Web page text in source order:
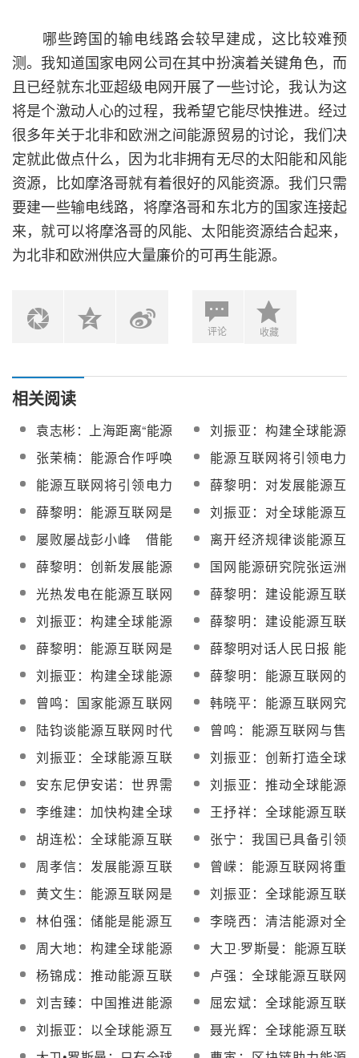
哪些跨国的输电线路会较早建成，这比较难预
测。我知道国家电网公司在其中扮演着关键角色，而
且已经就东北亚超级电网开展了一些讨论，我认为这
将是个激动人心的过程，我希望它能尽快推进。经过
很多年关于北非和欧洲之间能源贸易的讨论，我们决
定就此做点什么，因为北非拥有无尽的太阳能和风能
资源，比如摩洛哥就有着很好的风能资源。我们只需
要建一些输电线路，将摩洛哥和东北方的国家连接起
来，就可以将摩洛哥的风能、太阳能资源结合起来，
为北非和欧洲供应大量廉价的可再生能源。
评论 收藏
相关阅读
袁志彬：上海距离“能源
互联网”到底有多远
刘振亚：构建全球能源
互联网
张茉楠：能源合作呼唤
全球能源互联网
能源互联网将引领电力
系统发生巨变（一）
能源互联网将引领电力
系统发生巨变（二）
薛黎明：对发展能源互
联网的几点认识
薛黎明：能源互联网是
趋势 势不可挡
刘振亚：对全球能源互
联网充满信心和期待
屡败屡战彭小峰 借能
源互联网之势再度出发
离开经济规律谈能源互
联网都是空谈
薛黎明：创新发展能源
互联网是治霾良策
国网能源研究院张运洲
解读能源互联网图景
光热发电在能源互联网
也有一席之地
薛黎明：建设能源互联
网更需金融扶持
刘振亚：构建全球能源
互联网的四个重点
薛黎明：建设能源互联
网要分三步走
薛黎明：能源互联网是
“互联网+”的重要组成部
分
薛黎明对话人民日报 能
源互联网需“三步走”
刘振亚：构建全球能源
互联网是清洁发展的必
由之路
薛黎明：能源互联网的
入口是智能化分布式能
源
曾鸣：国家能源互联网
行动的原则与主张阐述
韩晓平：能源互联网究
竟互联什么？
陆钧谈能源互联网时代
光热产业的机遇与挑战
曾鸣：能源互联网与售
电市场放开对配电网规
划影响重大
刘振亚：全球能源互联
网将以电网为中心
刘振亚：创新打造全球
能源互联网的中国力量
安东尼伊安诺：世界需
要全球能源互联网 中国
发挥引领作用
刘振亚：推动全球能源
互联网从战略构想走向
共同行动
李维建：加快构建全球
能源互联网 创新推动能
源转型升级
王抒祥：全球能源互联
网可以满足全球绿色电
力需求
胡连松：全球能源互联
网将开启全球能源的清
洁转型
张宁：我国已具备引领
全球能源互联网发展的
有利条件
周孝信：发展能源互联
网需解决能源转型两大
关键问题
曾嵘：能源互联网将重
塑整个能源价值链
黄文生：能源互联网是
推动能源革命的重要支
撑
刘振亚：全球能源互联
网在技术、投资方面已
具备现实条件
林伯强：储能是能源互
联网的核心部件
李晓西：清洁能源对全
球能源互联网意义重大
周大地：构建全球能源
互联网亟需确定能源消
费总量
大卫·罗斯曼：能源互联
网将给电力行业带来50
万亿美元投资
杨锦成：推动能源互联
网不能一味依赖政府政
策
卢强：全球能源互联网
比核聚变更具现实意义
刘吉臻：中国推进能源
革命需要全球能源互联
网
屈宏斌：全球能源互联
网利当前惠长远
刘振亚：以全球能源互
联网实现人人享有可持
聂光辉：全球能源互联
网契合能源供给侧改革